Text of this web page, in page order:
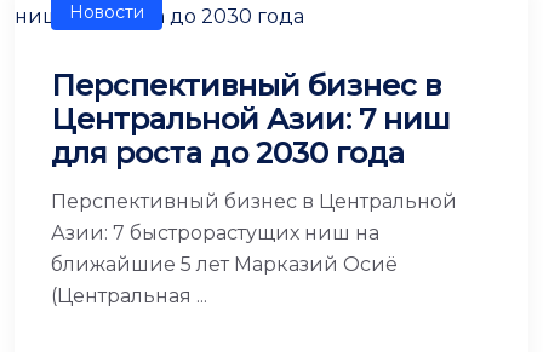
Новости
Перспективный бизнес в
Центральной Азии: 7 ниш
для роста до 2030 года
Перспективный бизнес в Центральной
Азии: 7 быстрорастущих ниш на
ближайшие 5 лет Марказий Осиё
(Центральная ...